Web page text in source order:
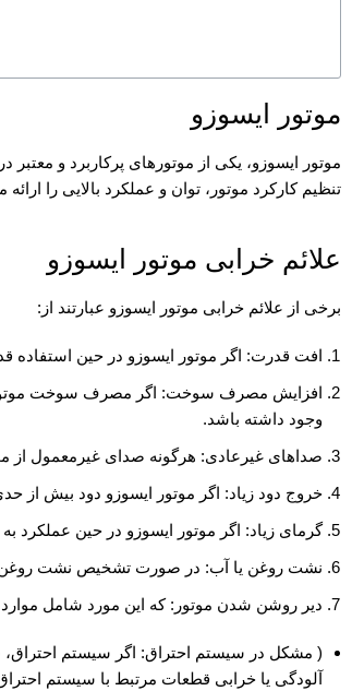
موتور ایسوزو
موتور ایسوزو، یکی از موتورهای پرکاربرد و
تنظیم کارکرد موتور، توان و عملکرد بالایی را
علائم خرابی موتور ایسوزو
برخی از علائم خرابی موتور ایسوزو عبارتند از:
افت قدرت: اگر موتور ایسوزو در حین
افزایش مصرف سوخت: اگر مصرف سوخت موتور
وجود داشته باشد.
صداهای غیرعادی: هرگونه صدای غیرمعمول از
خروج دود زیاد: اگر موتور ایسوزو دود بیش
گرمای زیاد: اگر موتور ایسوزو در حین
نشت روغن یا آب: در صورت تشخیص نشت روغن
دیر روشن شدن موتور: که این مورد شامل
( مشکل در سیستم احتراق: اگر سیستم
آلودگی یا خرابی قطعات مرتبط با سیستم